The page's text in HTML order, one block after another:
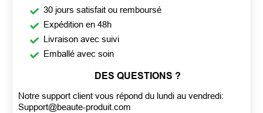
30 jours satisfait ou remboursé
Expédition en 48h
Livraison avec suivi
Emballé avec soin
DES QUESTIONS ?
Notre support client vous répond du lundi au vendredi:
Support@beaute-produit.com